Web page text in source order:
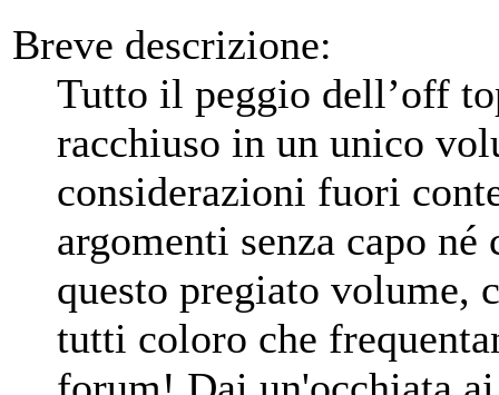
Breve descrizione:
Tutto il peggio dell’off
racchiuso in un unico
considerazioni fuori
argomenti senza capo
questo pregiato volume,
tutti coloro che